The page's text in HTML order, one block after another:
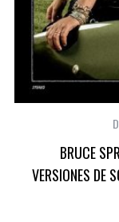
BRUCE
VERSIONES DE